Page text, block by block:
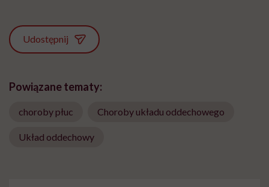
Udostępnij
Powiązane tematy:
choroby płuc Choroby układu oddechowego
Układ oddechowy